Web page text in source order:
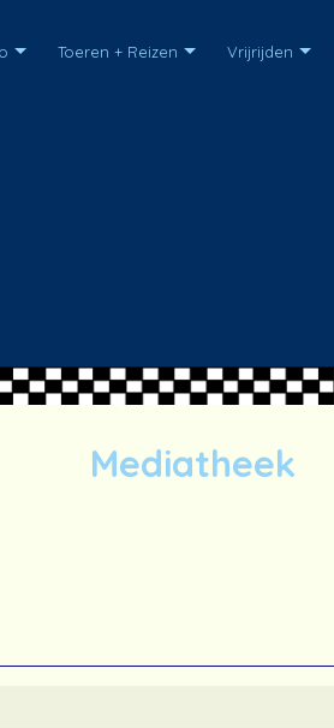
Toeren + Reizen Vrijrijden
Mediatheek